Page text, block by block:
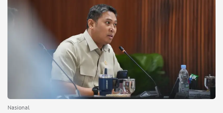
Nasional